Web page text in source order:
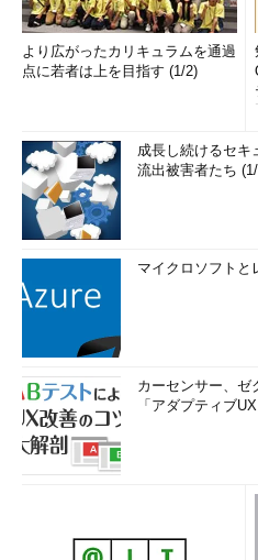
より広がったカリキュラムを通過
点に若者は上を目指す (1/2)
成長し続けるセキ
流出被害者たち
マイクロソフトと
カーセンサー、ゼ
「アダプティブ